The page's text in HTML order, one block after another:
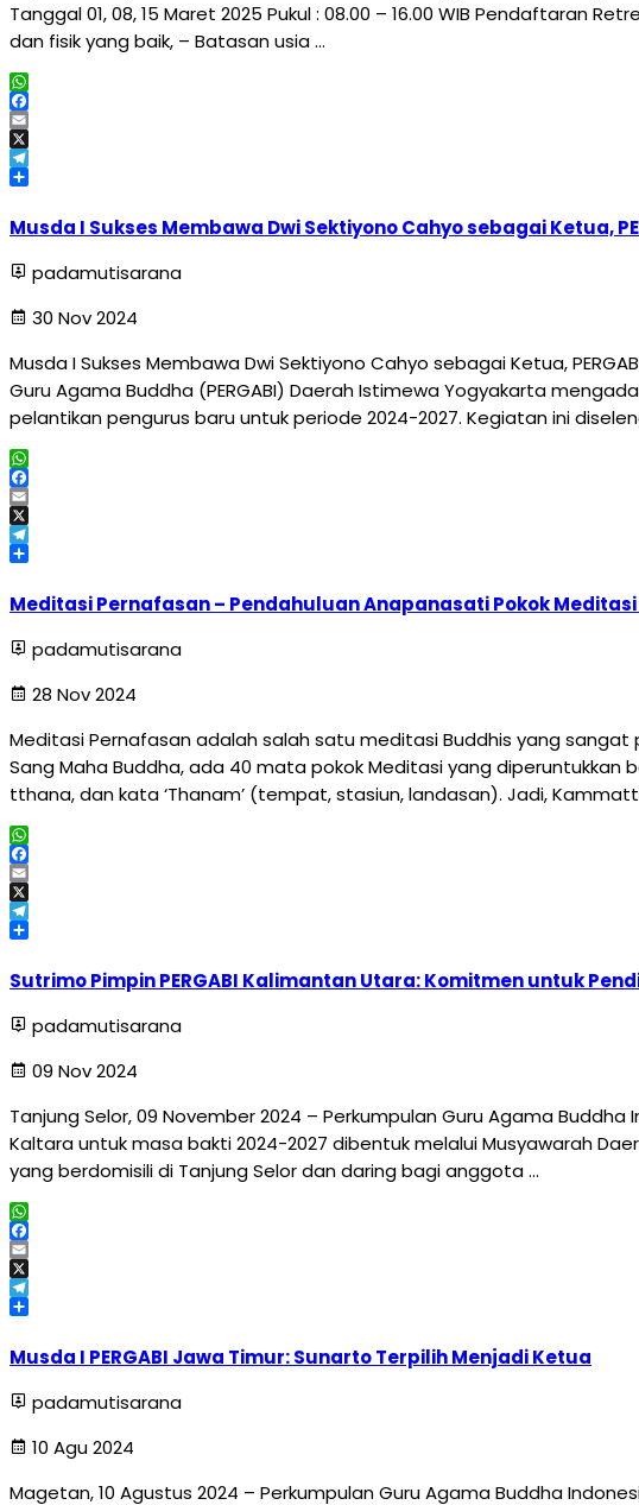
Tanggal 01, 08, 15 Maret 2025 Pukul : 08.00 – 16.00 WIB
dan fisik yang baik, – Batasan usia …
WhatsApp
Facebook
Email
X
Telegram
Musda I Sukses Membawa Dwi Sektiyono Cahyo sebagai Ketua,
padamutisarana
30 Nov 2024
Musda I Sukses Membawa Dwi Sektiyono Cahyo sebagai Ketua,
Guru Agama Buddha (PERGABI) Daerah Istimewa Yogyakarta
pelantikan pengurus baru untuk periode 2024-2027. Kegiatan ini
WhatsApp
Facebook
Email
X
Telegram
Meditasi Pernafasan – Pendahuluan Anapanasati Pokok Meditasi
padamutisarana
28 Nov 2024
Meditasi Pernafasan adalah salah satu meditasi Buddhis yang
Sang Maha Buddha, ada 40 mata pokok Meditasi yang
tthana, dan kata ‘Thanam’ (tempat, stasiun, landasan). Jadi,
WhatsApp
Facebook
Email
X
Telegram
Sutrimo Pimpin PERGABI Kalimantan Utara: Komitmen untuk
padamutisarana
09 Nov 2024
Tanjung Selor, 09 November 2024 – Perkumpulan Guru Agama
Kaltara untuk masa bakti 2024-2027 dibentuk melalui Musyawarah
yang berdomisili di Tanjung Selor dan daring bagi anggota …
WhatsApp
Facebook
Email
X
Telegram
Musda I PERGABI Jawa Timur: Sunarto Terpilih Menjadi Ketua
padamutisarana
10 Agu 2024
Magetan, 10 Agustus 2024 – Perkumpulan Guru Agama Buddha